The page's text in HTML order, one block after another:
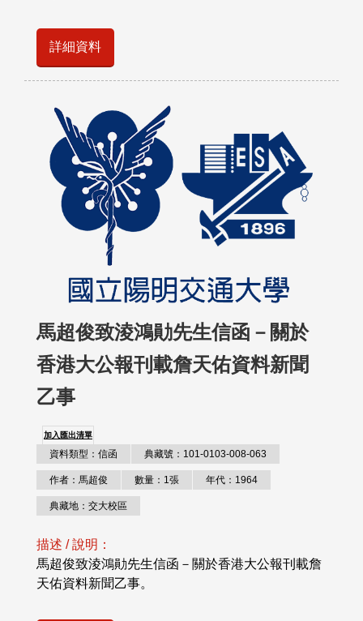
詳細資料
馬超俊致淩鴻勛先生信函－關於
香港大公報刊載詹天佑資料新聞
乙事
加入匯出清單
資料類型：信函 典藏號：101-0103-008-063
作者：馬超俊 數量：1張 年代：1964
典藏地：交大校區
描述 / 說明：
馬超俊致淩鴻勛先生信函－關於香港大公報刊載詹
天佑資料新聞乙事。